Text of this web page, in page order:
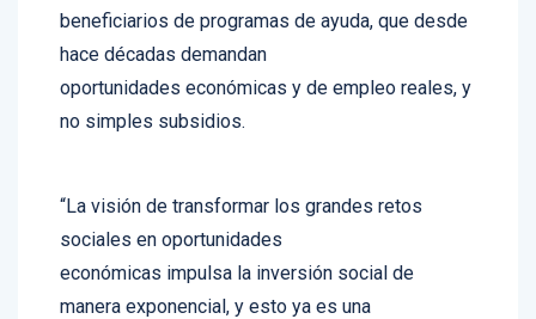
beneficiarios de programas de ayuda, que desde
hace décadas demandan
oportunidades económicas y de empleo reales, y
no simples subsidios.
“La visión de transformar los grandes retos
sociales en oportunidades
económicas impulsa la inversión social de
manera exponencial, y esto ya es una